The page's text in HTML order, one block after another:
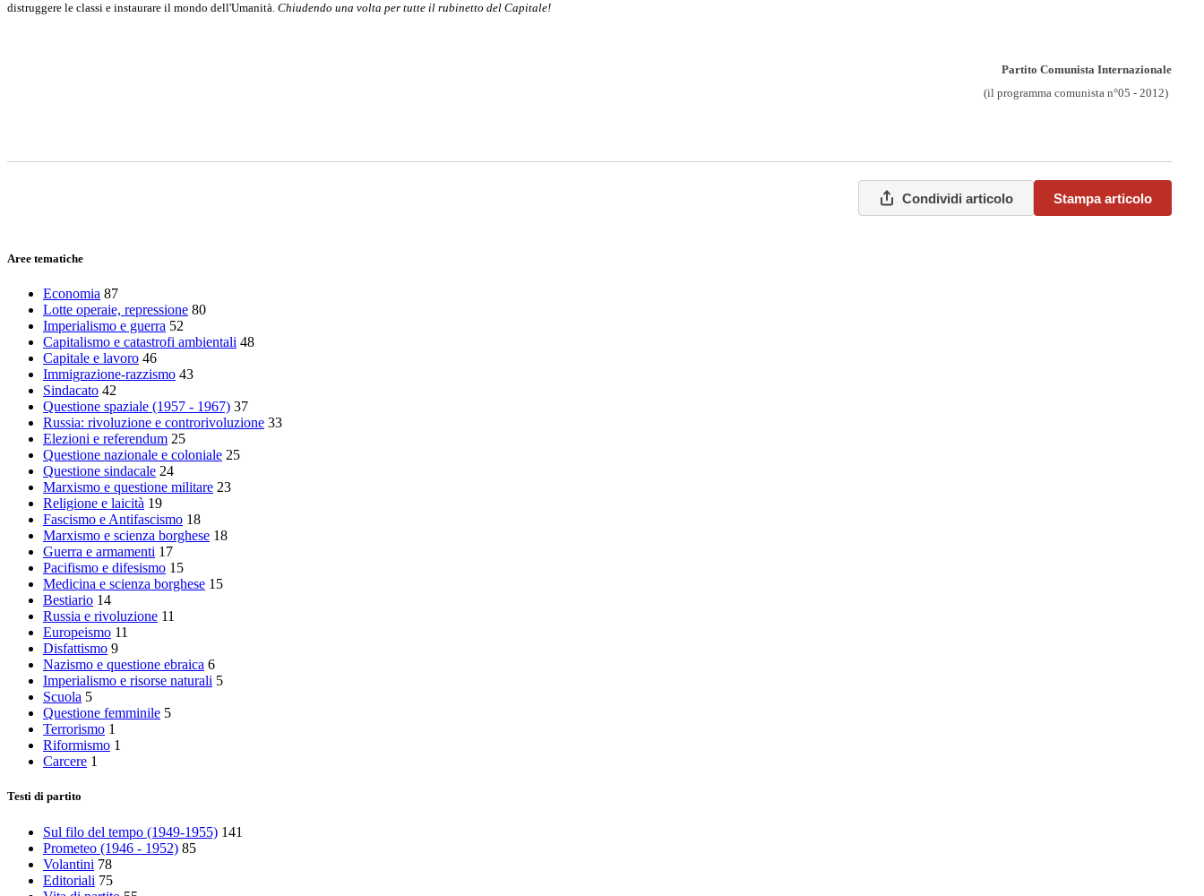
distruggere le classi e instaurare il mondo dell'Umanità. Chiudendo una volta per tutte il rubinetto del Capitale!
Partito Comunista Internazionale
(il programma comunista n°05 - 2012)
Condividi articolo Stampa articolo
Aree tematiche
Economia 87
Lotte operaie, repressione 80
Imperialismo e guerra 52
Capitalismo e catastrofi ambientali 48
Capitale e lavoro 46
Immigrazione-razzismo 43
Sindacato 42
Questione spaziale (1957 - 1967) 37
Russia: rivoluzione e controrivoluzione 33
Elezioni e referendum 25
Questione nazionale e coloniale 25
Questione sindacale 24
Marxismo e questione militare 23
Religione e laicità 19
Fascismo e Antifascismo 18
Marxismo e scienza borghese 18
Guerra e armamenti 17
Pacifismo e difesismo 15
Medicina e scienza borghese 15
Bestiario 14
Russia e rivoluzione 11
Europeismo 11
Disfattismo 9
Nazismo e questione ebraica 6
Imperialismo e risorse naturali 5
Scuola 5
Questione femminile 5
Terrorismo 1
Riformismo 1
Carcere 1
Testi di partito
Sul filo del tempo (1949-1955) 141
Prometeo (1946 - 1952) 85
Volantini 78
Editoriali 75